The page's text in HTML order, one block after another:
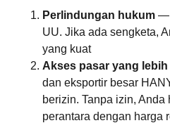
Perlindungan hukum —
UU. Jika ada sengketa,
yang kuat
Akses pasar yang
dan eksportir besar
berizin. Tanpa izin,
perantara dengan harga